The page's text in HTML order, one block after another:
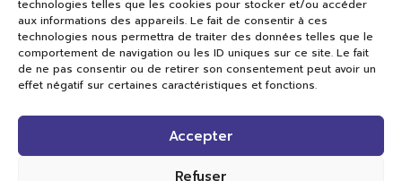
technologies telles que les cookies pour stocker et/ou accéder
aux informations des appareils. Le fait de consentir à ces
technologies nous permettra de traiter des données telles que le
comportement de navigation ou les ID uniques sur ce site. Le fait
de ne pas consentir ou de retirer son consentement peut avoir un
effet négatif sur certaines caractéristiques et fonctions.
Accepter
Refuser
Val TV
Centre de Compétences Médias
Rue du Pont-Neuf 24